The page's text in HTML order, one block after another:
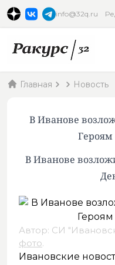
info@32q.ru
Главная Новость
В Иванове
В Иванове
Автор: СИ
фото.
Ивановские